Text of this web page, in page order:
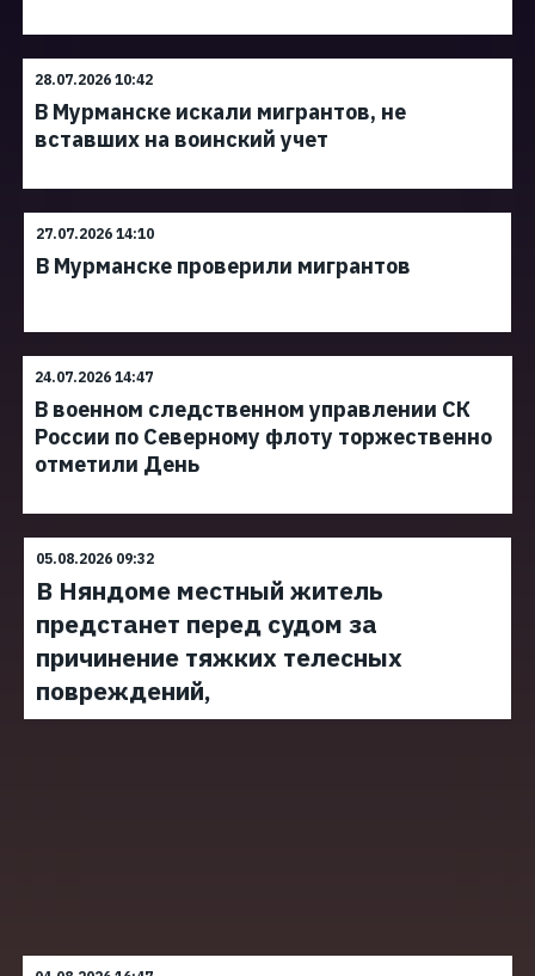
28.07.2026 10:42
В Мурманске искали мигрантов, не
вставших на воинский учет
27.07.2026 14:10
В Мурманске проверили мигрантов
24.07.2026 14:47
В военном следственном управлении СК
России по Северному флоту торжественно
отметили День
05.08.2026 09:32
В Няндоме местный житель
предстанет перед судом за
причинение тяжких телесных
повреждений,